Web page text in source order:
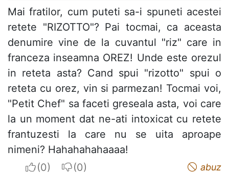
Mai fratilor, cum puteti sa-i spuneti acestei
retete "RIZOTTO"? Pai tocmai, ca aceasta
denumire vine de la cuvantul "riz" care in
franceza inseamna OREZ! Unde este orezul
in reteta asta? Cand spui "rizotto" spui o
reteta cu orez, vin si parmezan! Tocmai voi,
"Petit Chef" sa faceti greseala asta, voi care
la un moment dat ne-ati intoxicat cu retete
frantuzesti la care nu se uita aproape
nimeni? Hahahahahaaaa!
I apreciateI do not appreciate abuz